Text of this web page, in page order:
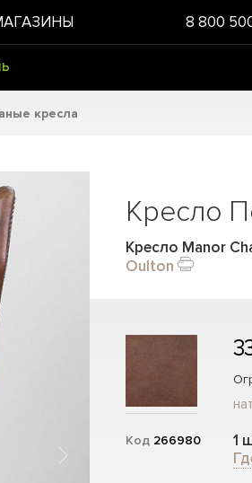
8 800
кресла
Кресло
Кресло Manor
Oulton
Код 266980
1